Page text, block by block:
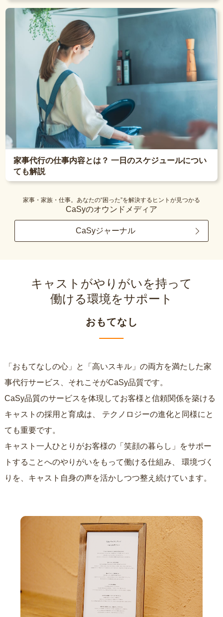
家事代行の仕事内容とは？ 一日のスケジュールについ
ても解説
家事・家族・仕事。あなたの“困った”を解決するヒントが見つかる
CaSyのオウンドメディア
CaSyジャーナル
キャストがやりがいを持って
働ける環境をサポート
おもてなし
「おもてなしの心」と「高いスキル」の両方を満たした家
事代行サービス、それこそがCaSy品質です。
CaSy品質のサービスを体現してお客様と信頼関係を築ける
キャストの採用と育成は、
ても重要です。
キャスト一人ひとりがお客様の「笑顔の暮らし」をサポー
トすることへのやりがいをもって働ける仕組み、
りを、キャスト自身の声を活かしつつ整え続けています。